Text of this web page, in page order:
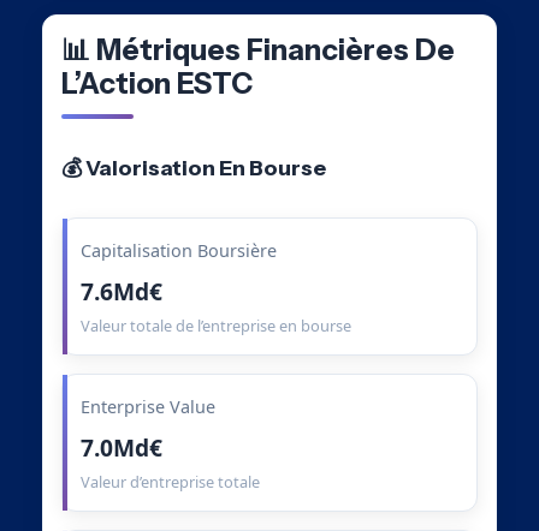
📊 Métriques Financières De
L’Action ESTC
💰 Valorisation En Bourse
Capitalisation Boursière
7.6Md€
Valeur totale de l’entreprise en bourse
Enterprise Value
7.0Md€
Valeur d’entreprise totale